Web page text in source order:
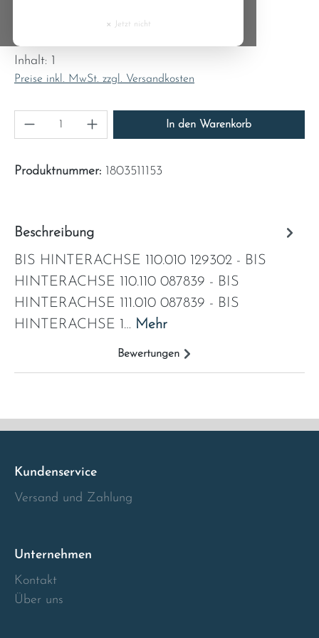
Inhalt: 1
Preise inkl. MwSt. zzgl. Versandkosten
Produkt Anzahl: Gib den gewünschten Wert
In den Warenkorb
Produktnummer: 1803511153
Beschreibung
BIS HINTERACHSE 110.010 129302 - BIS
HINTERACHSE 110.110 087839 - BIS
HINTERACHSE 111.010 087839 - BIS
HINTERACHSE 1… Mehr
Bewertungen
Kundenservice
Versand und Zahlung
Unternehmen
Kontakt
Über uns
Czech Republic
Denmark
Estonia
Greece
Ireland
Lithuania
Macedonia
Montenegro
× Jetzt nicht